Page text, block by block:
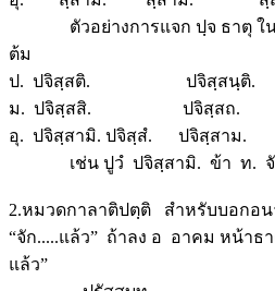
ตัวอย่างการแจก ปฺจ ธาตุ
ต้ม
ป. ปจิสฺสติ. ปจิสฺสนฺติ
ม. ปจิสฺสสิ. ปจิสฺสถ.
อุ. ปจิสฺสามิ. ปจิสฺสํ. ปจิสฺสาม.
เช่น ปูวํ ปจิสฺสามิ. ข้า ท.
2.หมวดกาลาติปตฺติ สำหรับบอกอน
“จัก.....แล้ว” ถ้าลง อ อาคม หน้าธ
แล้ว”